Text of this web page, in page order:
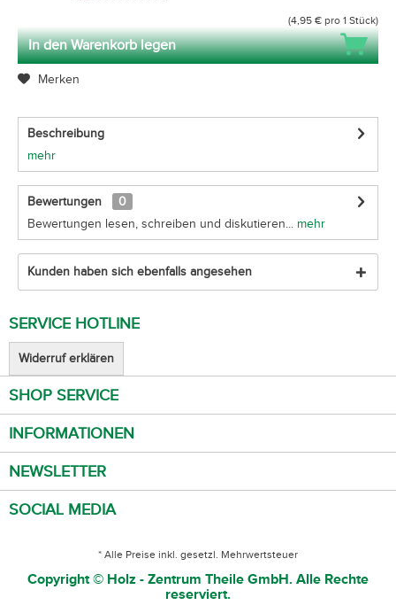
(4,95 € pro 1 Stück)
In den Warenkorb legen
Merken
Beschreibung
mehr
Bewertungen
0
Bewertungen lesen, schreiben und diskutieren... mehr
Kunden haben sich ebenfalls angesehen
SERVICE HOTLINE
Widerruf erklären
SHOP SERVICE
INFORMATIONEN
NEWSLETTER
SOCIAL MEDIA
* Alle Preise inkl. gesetzl. Mehrwertsteuer
Copyright © Holz - Zentrum Theile GmbH. Alle Rechte
reserviert.